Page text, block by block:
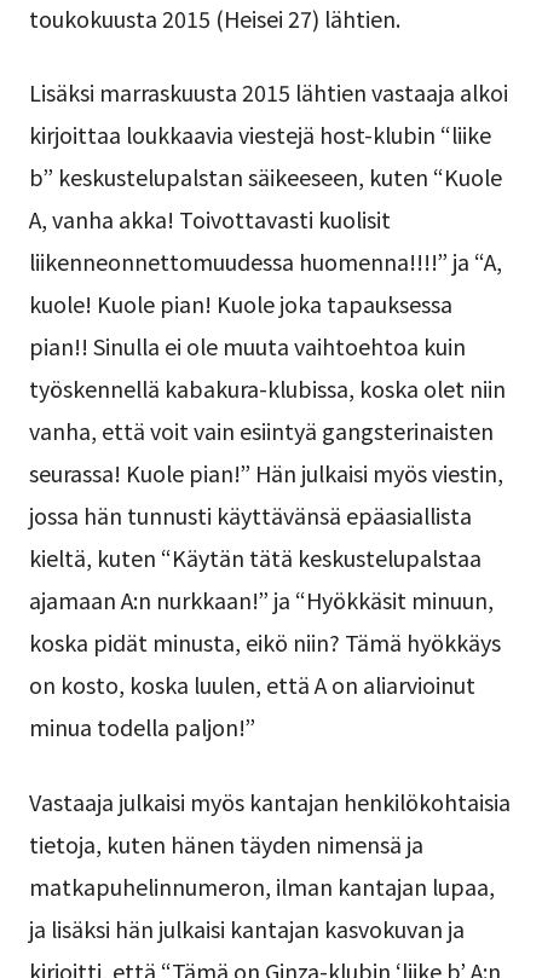
toukokuusta 2015 (Heisei 27) lähtien.
Lisäksi marraskuusta 2015 lähtien vastaaja alkoi
kirjoittaa loukkaavia viestejä host-klubin “liike
b” keskustelupalstan säikeeseen, kuten “Kuole
A, vanha akka! Toivottavasti kuolisit
liikenneonnettomuudessa huomenna!!!!” ja “A,
kuole! Kuole pian! Kuole joka tapauksessa
pian!! Sinulla ei ole muuta vaihtoehtoa kuin
työskennellä kabakura-klubissa, koska olet niin
vanha, että voit vain esiintyä gangsterinaisten
seurassa! Kuole pian!” Hän julkaisi myös viestin,
jossa hän tunnusti käyttävänsä epäasiallista
kieltä, kuten “Käytän tätä keskustelupalstaa
ajamaan A:n nurkkaan!” ja “Hyökkäsit minuun,
koska pidät minusta, eikö niin? Tämä hyökkäys
on kosto, koska luulen, että A on aliarvioinut
minua todella paljon!”
Vastaaja julkaisi myös kantajan henkilökohtaisia
tietoja, kuten hänen täyden nimensä ja
matkapuhelinnumeron, ilman kantajan lupaa,
ja lisäksi hän julkaisi kantajan kasvokuvan ja
kirjoitti, että “Tämä on Ginza-klubin ‘liike b’ A:n